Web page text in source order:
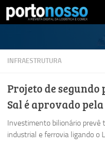
Skip to content
INFRAESTRUTURA
Projeto de
Sal é aprovado
Investimento bilionário prevê
industrial e ferrovia ligando o